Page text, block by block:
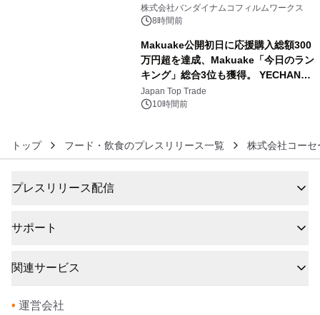
像『UNICORN GUNDAM Statue ―
BEYOND POSSIBILITY ―』を上映！
株式会社バンダイナムコフィルムワークス
8時間前
Makuake公開初日に応援購入総額300
万円超を達成、Makuake「今日のラン
キング」総合3位も獲得。 YECHAN音
浴シンギングボウル第2弾の大型サイ
ズ（XL・2XL・3XL）を先行販売中
Japan Top Trade
10時間前
トップ フード・飲食のプレスリリース一覧 株式会社コーセ
プレスリリース配信
サポート
関連サービス
• 運営会社